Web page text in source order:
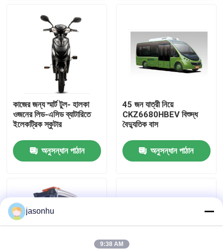
আমাদের সম্পর্কে
কারখানা ভ্রমণ
আমাদের সাথে যোগাযোগ করুন
উদ্ধৃতির জন্য আবেদন
বিশুদ্ধ ইলেকট্রিক গাড়ি
কাজের জন্য স্মার্ট টুল- হালকা
ওজনের লিড-এসিড ব্যাটারিতে
ইলেকট্রিক স্কুটার
অনুসন্ধান পাঠান
45 জন যাত্রী নিয়ে
CKZ6680HBEV বিশুদ্ধ
বৈদ্যুতিক বাস
অনুসন্ধান পাঠান
jasonhu
9:38 AM